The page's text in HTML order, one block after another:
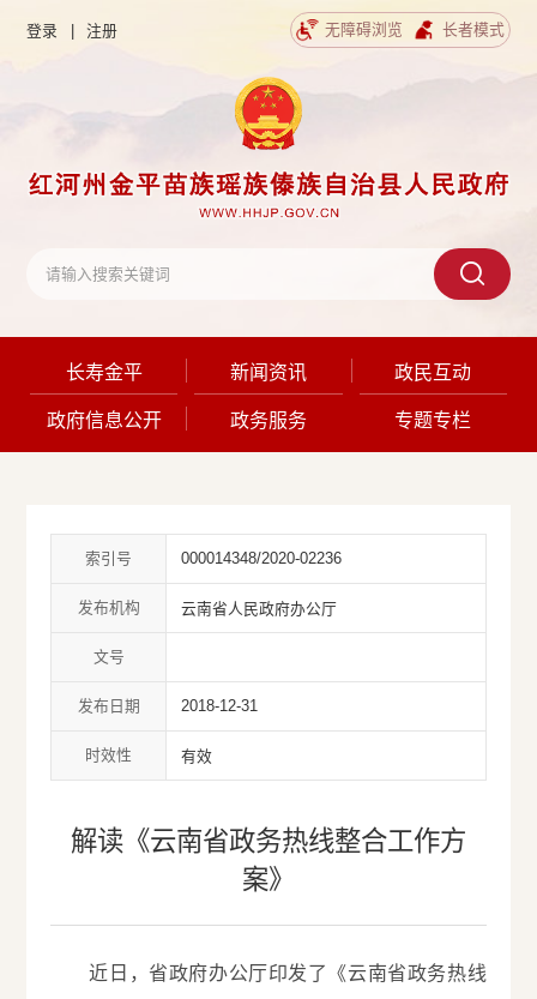
登录 | 注册 无障碍浏览 长者模式
长寿金平 新闻资讯 政民互动
政府信息公开 政务服务 专题专栏
索引号 000014348/2020-02236
发布机构 云南省人民政府办公厅
文号
发布日期 2018-12-31
时效性 有效
解读《云南省政务热线整合工作方
案》
近日，省政府办公厅印发了《云南省政务热线